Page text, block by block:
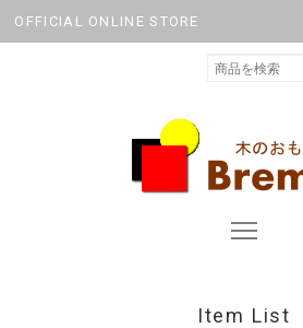
OFFICIAL ONLINE STORE
Item List